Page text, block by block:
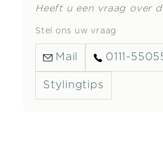
Heeft u een vraag over
Stel ons uw vraag
Mail 0111-
Stylingtips